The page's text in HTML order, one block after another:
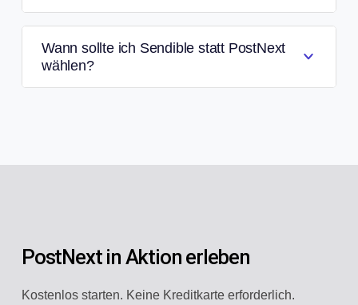
Wann sollte ich Sendible statt PostNext
wählen?
PostNext in Aktion erleben
Kostenlos starten. Keine Kreditkarte erforderlich.